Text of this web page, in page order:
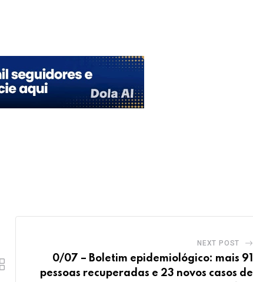
NEXT POST
0/07 – Boletim epidemiológico: mais 91
pessoas recuperadas e 23 novos casos de